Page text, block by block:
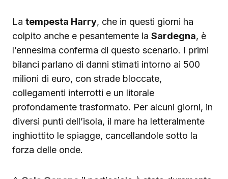
La tempesta Harry, che in questi giorni ha
colpito anche e pesantemente la Sardegna, è
l’ennesima conferma di questo scenario. I primi
bilanci parlano di danni stimati intorno ai 500
milioni di euro, con strade bloccate,
collegamenti interrotti e un litorale
profondamente trasformato. Per alcuni giorni, in
diversi punti dell’isola, il mare ha letteralmente
inghiottito le spiagge, cancellandole sotto la
forza delle onde.